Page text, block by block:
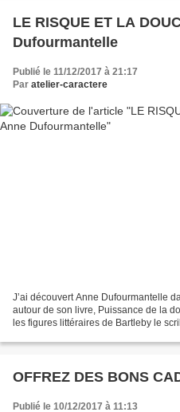
LE RISQUE ET LA
Dufourmantelle
Publié le 11/12/2017 à 21:17
Par atelier-caractere
J’ai découvert Anne Dufourmantelle
autour de son livre, Puissance de la
les figures littéraires de Bartleby le
Publié le 10/12/2017 à 11:13